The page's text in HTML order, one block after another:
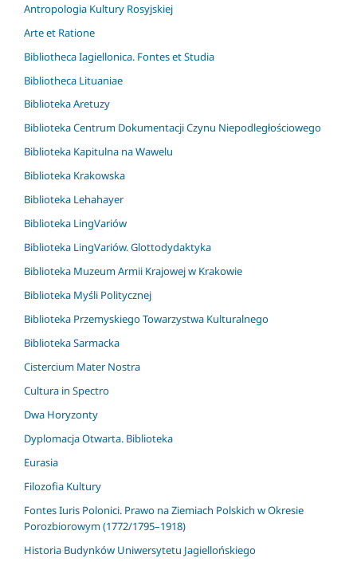
Antropologia Kultury Rosyjskiej
Arte et Ratione
Bibliotheca Iagiellonica. Fontes et Studia
Bibliotheca Lituaniae
Biblioteka Aretuzy
Biblioteka Centrum Dokumentacji Czynu Niepodległościowego
Biblioteka Kapitulna na Wawelu
Biblioteka Krakowska
Biblioteka Lehahayer
Biblioteka LingVariów
Biblioteka LingVariów. Glottodydaktyka
Biblioteka Muzeum Armii Krajowej w Krakowie
Biblioteka Myśli Politycznej
Biblioteka Przemyskiego Towarzystwa Kulturalnego
Biblioteka Sarmacka
Cistercium Mater Nostra
Cultura in Spectro
Dwa Horyzonty
Dyplomacja Otwarta. Biblioteka
Eurasia
Filozofia Kultury
Fontes Iuris Polonici. Prawo na Ziemiach Polskich w Okresie
Porozbiorowym (1772/1795–1918)
Historia Budynków Uniwersytetu Jagiellońskiego